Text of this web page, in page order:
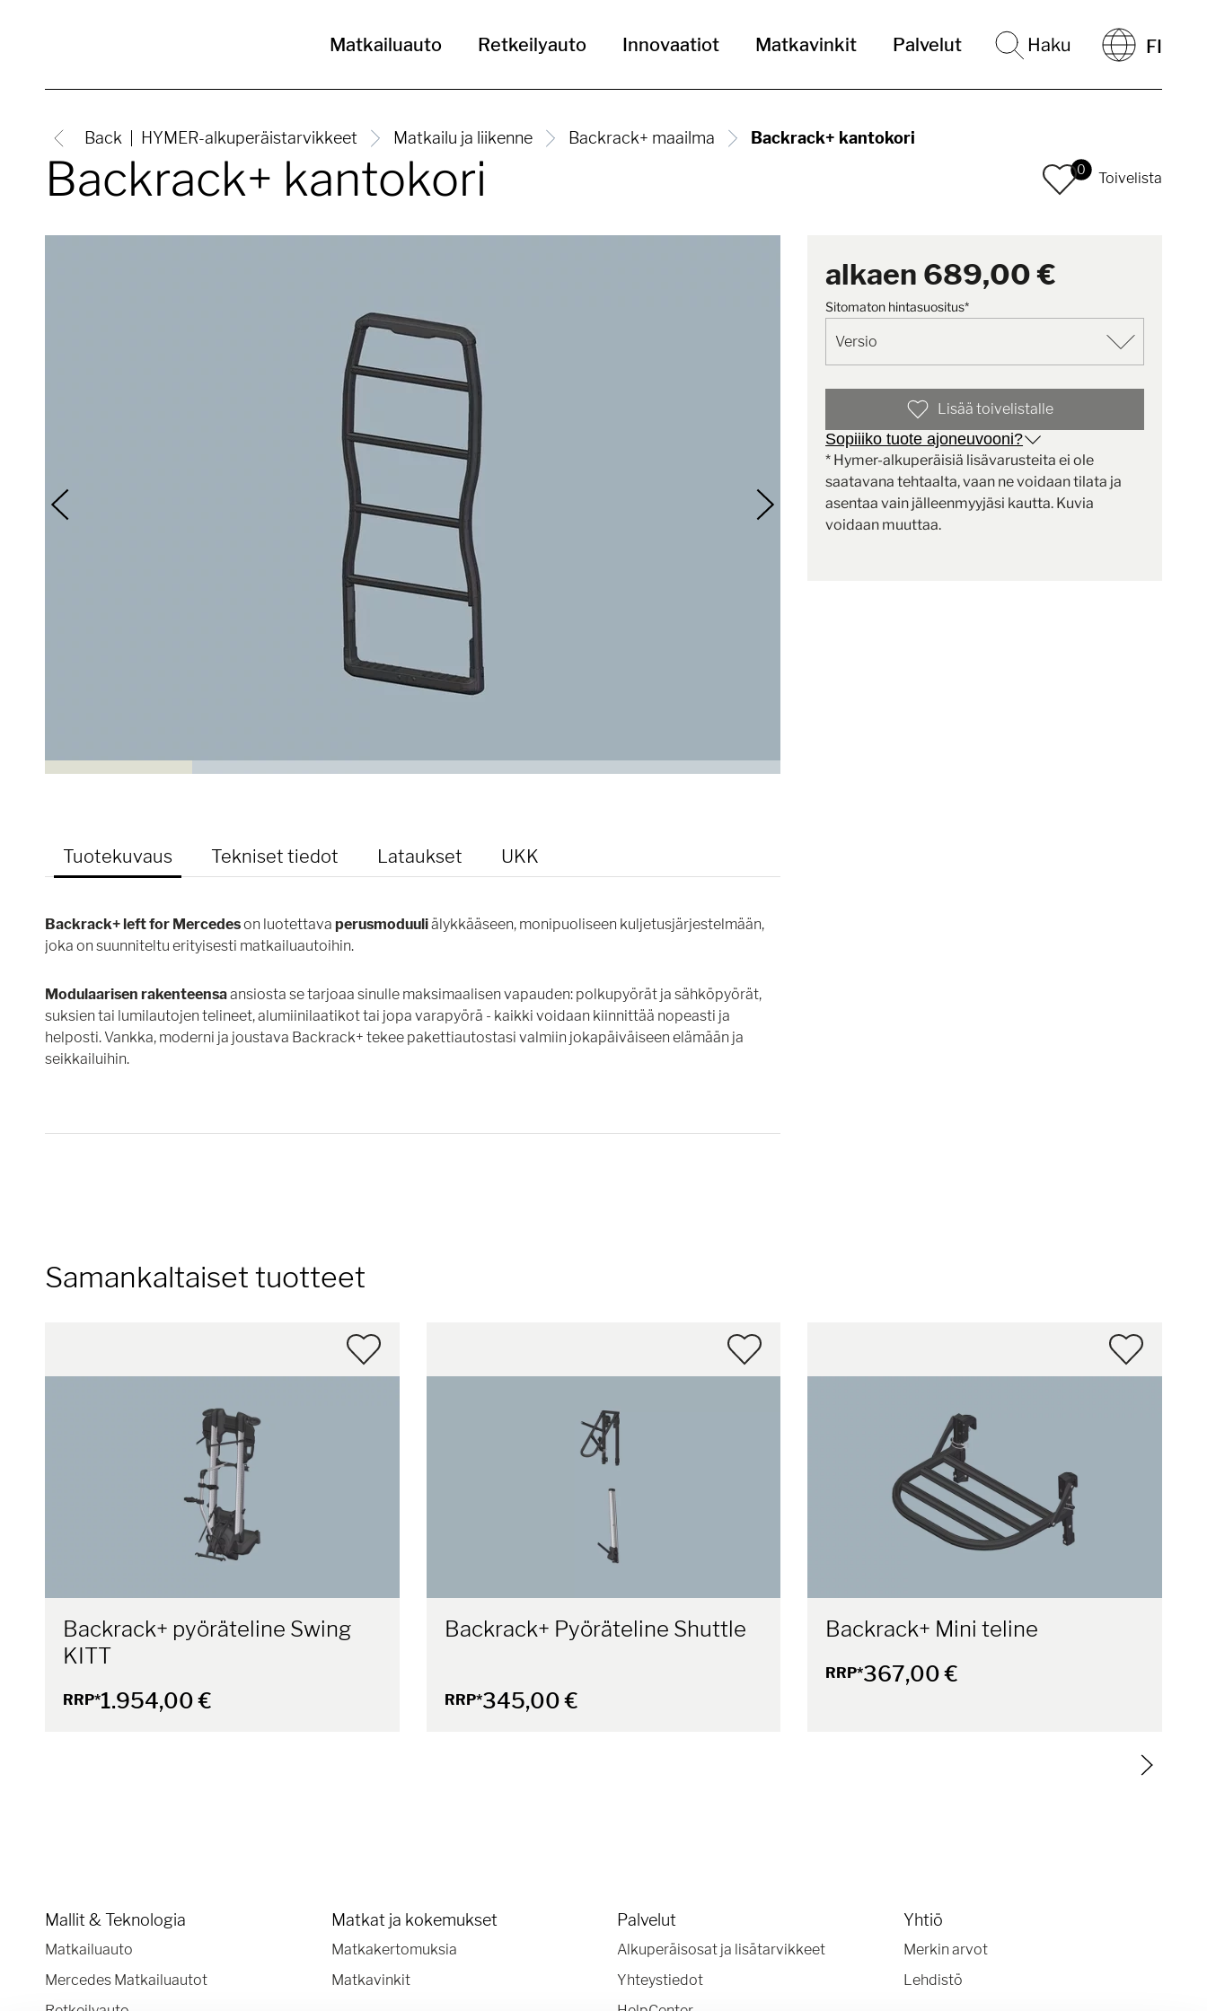
Matkailuauto Retkeilyauto Innovaatiot Matkavinkit Palvelut Haku FI
Back HYMER-alkuperäistarvikkeet Matkailu ja liikenne Backrack+ maailma Backrack+ kantokori
Backrack+ kantokori 0
Toivelista
Tuotekuvaus Tekniset tiedot Lataukset UKK
Backrack+ left for Mercedeson luotettava perusmoduuliälykkääseen, monipuoliseen kuljetusjärjestelmään,
joka on suunniteltu erityisesti matkailuautoihin.
Modulaarisen rakenteensaansiosta se tarjoaa sinulle maksimaalisen vapauden: polkupyörät ja sähköpyörät,
suksien tai lumilautojen telineet, alumiinilaatikot tai jopa varapyörä - kaikki voidaan kiinnittää nopeasti ja
helposti. Vankka, moderni ja joustava Backrack+ tekee pakettiautostasi valmiin jokapäiväiseen elämään ja
seikkailuihin.
alkaen 689,00 €
Sitomaton hintasuositus*
Lisää toivelistalle
Sopiiiko tuote ajoneuvooni?
* Hymer-alkuperäisiä lisävarusteita ei ole
saatavana tehtaalta, vaan ne voidaan tilata ja
asentaa vain jälleenmyyjäsi kautta. Kuvia
voidaan muuttaa.
Samankaltaiset tuotteet
Backrack+ pyöräteline Swing
KITT
RRP*1.954,00 €
Backrack+ Pyöräteline Shuttle
RRP*345,00 €
Backrack+ Mini teline
RRP*367,00 €
Mallit & Teknologia
Matkailuauto
Mercedes Matkailuautot
Matkat ja kokemukset
Matkakertomuksia
Matkavinkit
Palvelut
Alkuperäisosat ja lisätarvikkeet
Yhteystiedot
Yhtiö
Merkin arvot
Lehdistö